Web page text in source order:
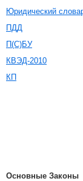
Юридический
ПДД
П(С)БУ
КВЭД-2010
КП
Основные Законы